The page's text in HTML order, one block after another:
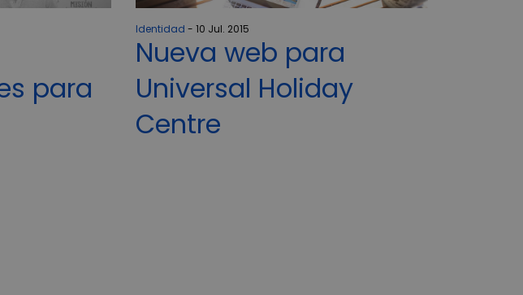
para
Identidad 10 Jul. 2015
Nueva web para
Universal Holiday
Centre